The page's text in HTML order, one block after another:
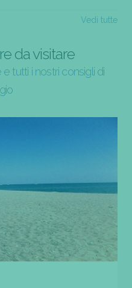
Vedi tutte
da visitare
tutti i nostri consigli di